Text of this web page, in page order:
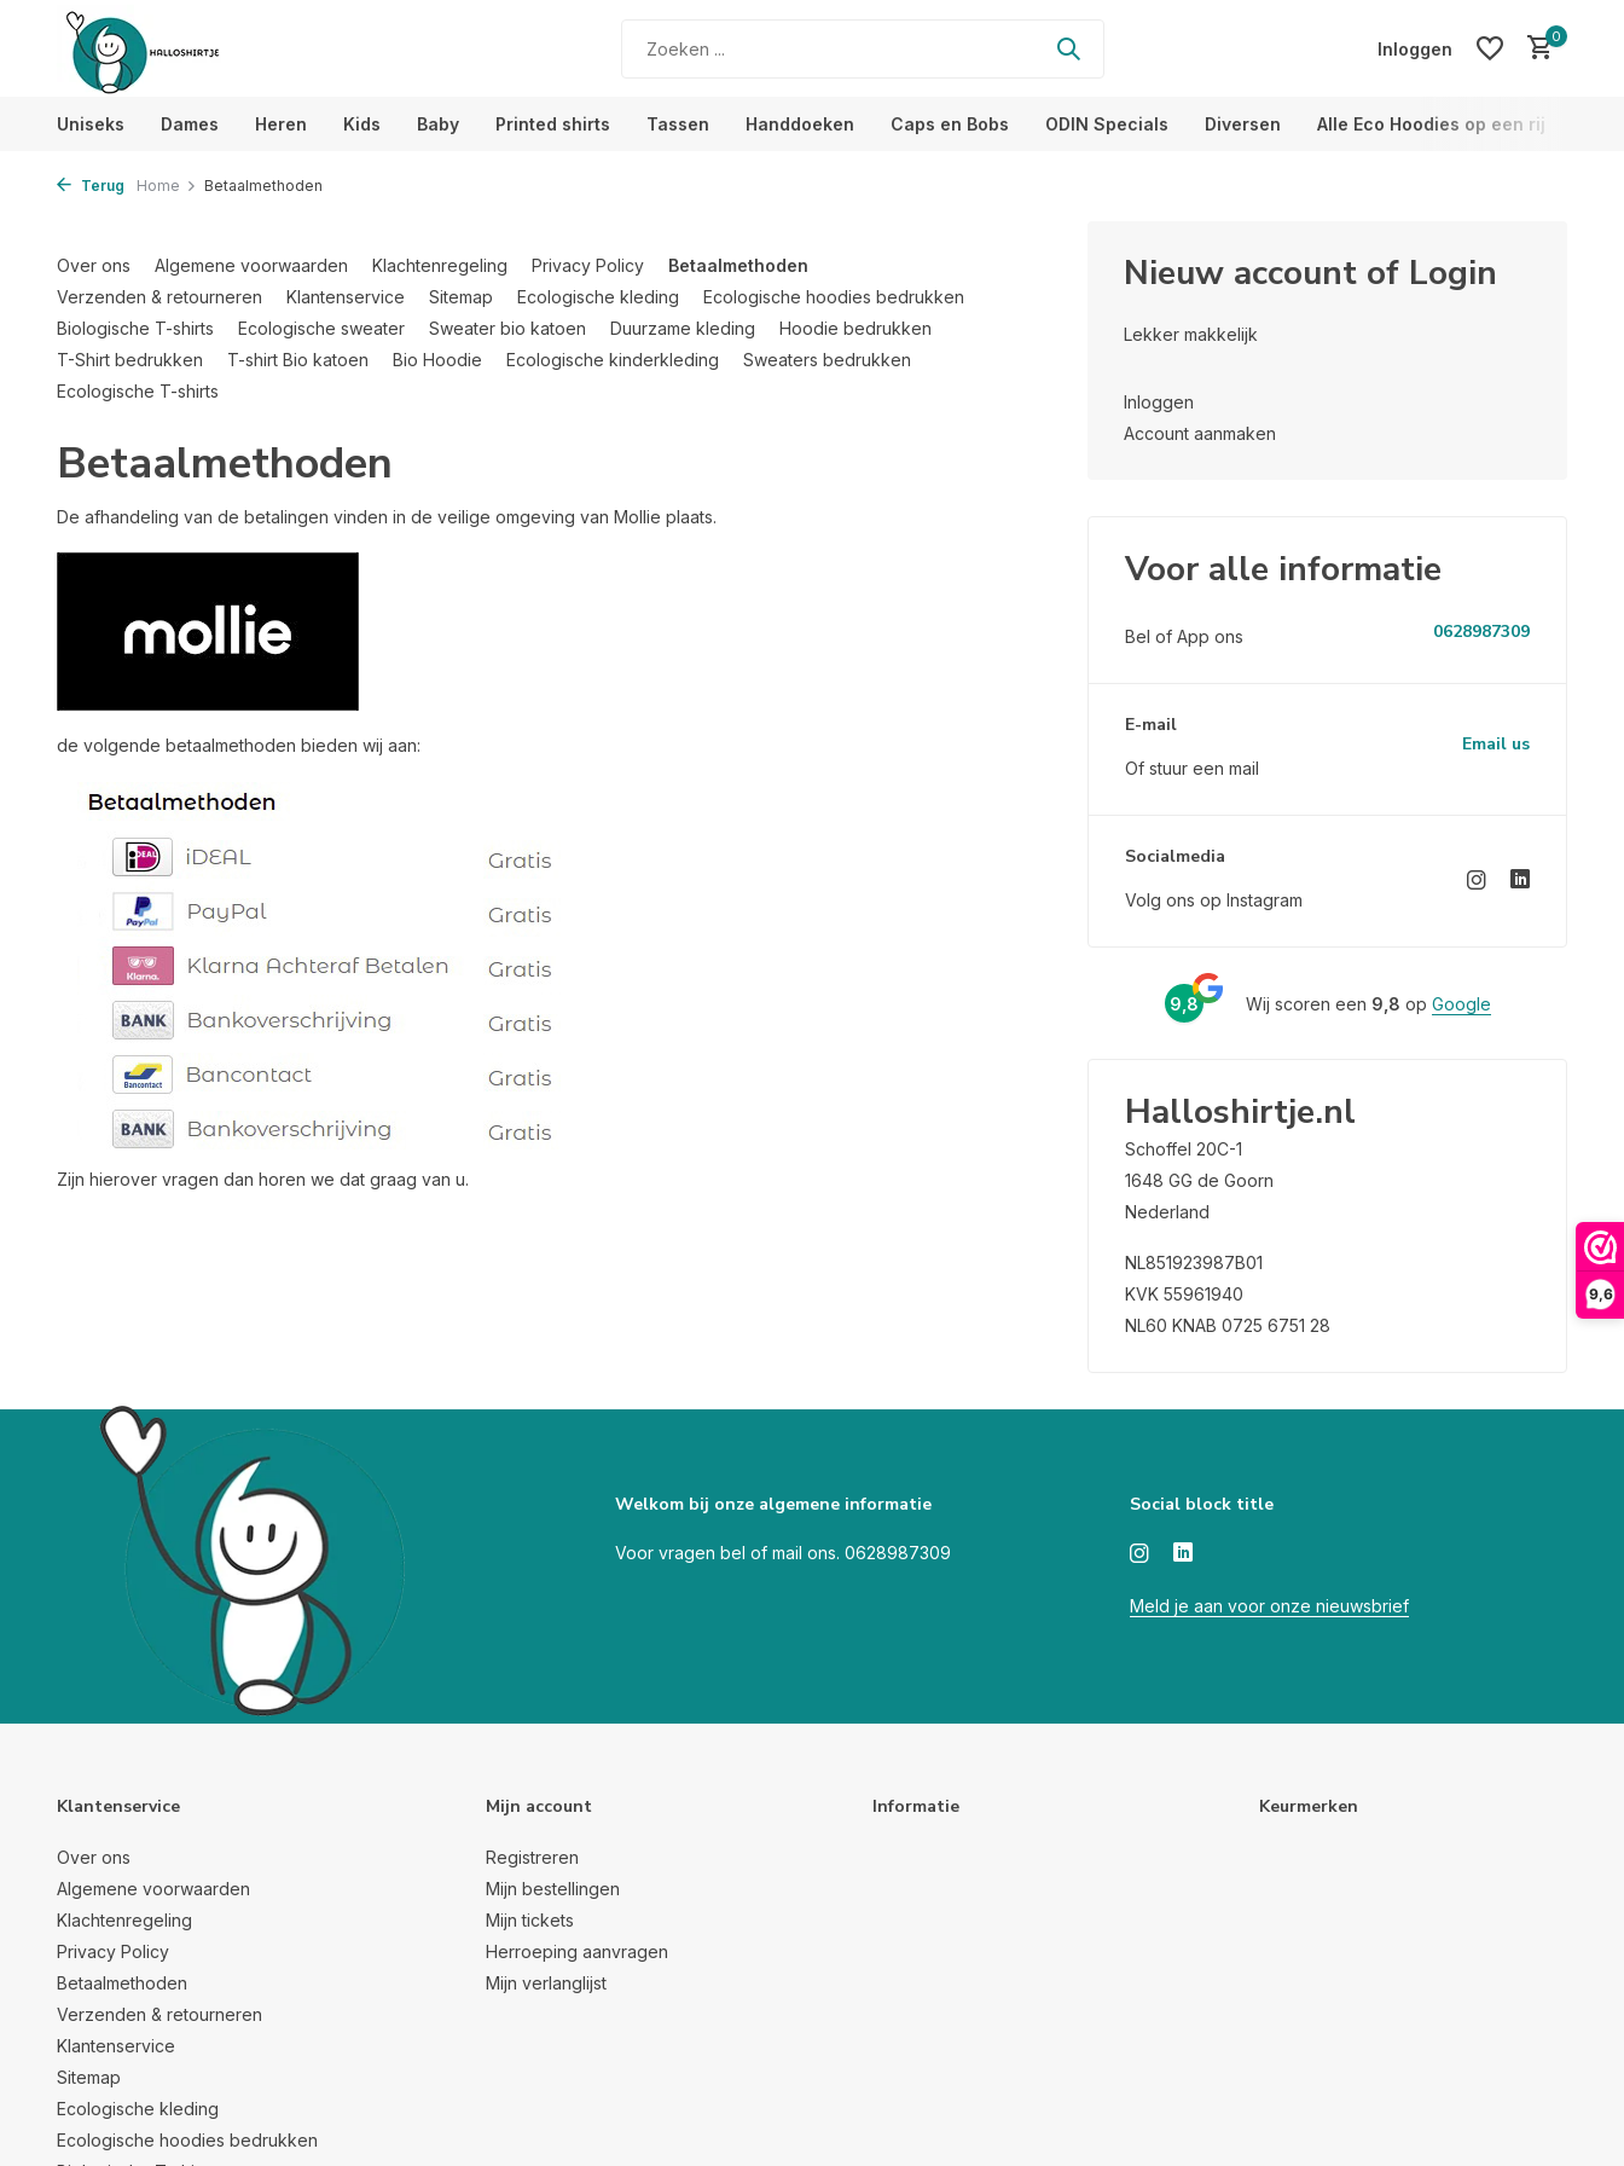
9,6
Inloggen
Account aanmaken
Account aanmaken
0
Uniseks Dames Heren Kids Baby Printed shirts Tassen Handdoeken Caps en Bobs ODIN Specials Diversen Alle Eco Hoodies op een rij
Terug Home Betaalmethoden
Over ons Algemene voorwaarden Klachtenregeling Privacy Policy
Betaalmethoden
Verzenden & retourneren
Klantenservice Sitemap Ecologische kleding
Ecologische hoodies bedrukken
Biologische T-shirts
Ecologische sweater Sweater bio katoen Duurzame kleding
Hoodie bedrukken
T-Shirt bedrukken
T-shirt Bio katoen Bio Hoodie Ecologische kinderkleding
Sweaters bedrukken
Ecologische T-shirts
Betaalmethoden
De afhandeling van de betalingen vinden in de veilige omgeving van Mollie plaats.
de volgende betaalmethoden bieden wij aan:
Zijn hierover vragen dan horen we dat graag van u.
Nieuw account of Login
Lekker makkelijk
Inloggen
Account aanmaken
Voor alle informatie
Bel of App ons 0628987309
E-mail
Of stuur een mail
Email us
Socialmedia
Volg ons op Instagram
9,8 Wij scoren een 9,8 op Google
Halloshirtje.nl
Schoffel 20C-1
1648 GG de Goorn
Nederland
NL851923987B01
KVK 55961940
NL60 KNAB 0725 6751 28
Welkom bij onze algemene informatie
Voor vragen bel of mail ons. 0628987309
Social block title
Meld je aan voor onze nieuwsbrief
Klantenservice
Over ons
Algemene voorwaarden
Klachtenregeling
Privacy Policy
Betaalmethoden
Verzenden & retourneren
Klantenservice
Sitemap
Ecologische kleding
Ecologische hoodies bedrukken
Mijn account
Registreren
Mijn bestellingen
Mijn tickets
Herroeping aanvragen
Mijn verlanglijst
Informatie Keurmerken